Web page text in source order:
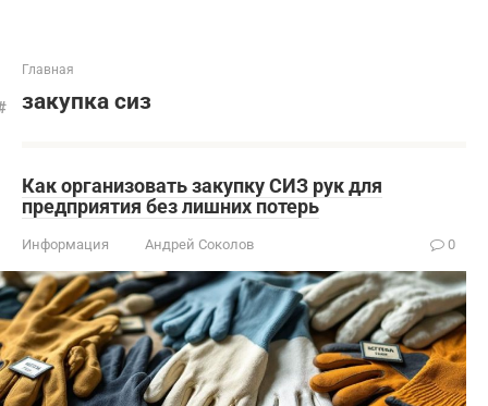
Главная
закупка сиз
Как организовать закупку СИЗ рук для
предприятия без лишних потерь
Информация Андрей Соколов 0